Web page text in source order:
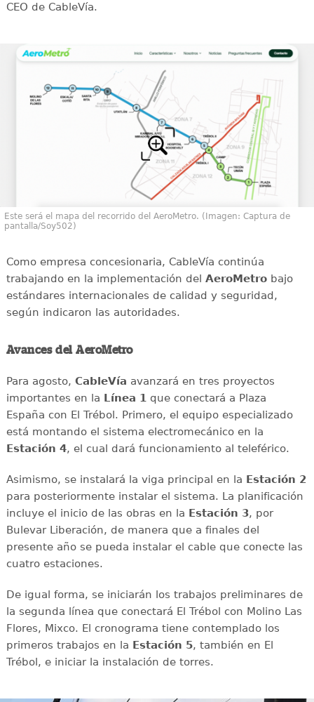
CEO de CableVía.
Este será el mapa del recorrido del AeroMetro. (Imagen: Captura de
pantalla/Soy502)
Como empresa concesionaria, CableVía continúa
trabajando en la implementación del AeroMetrobajo
estándares internacionales de calidad y seguridad,
según indicaron las autoridades.
Avances del AeroMetro
Para agosto, CableVía avanzará en tres proyectos
importantes en la Línea 1que conectará a Plaza
España con El Trébol. Primero, el equipo especializado
está montando el sistema electromecánico en la
Estación 4, el cual dará funcionamiento al teleférico.
Asimismo, se instalará la viga principal en la Estación 2
para posteriormente instalar el sistema. La planificación
incluye el inicio de las obras en la Estación 3, por
Bulevar Liberación, de manera que a finales del
presente año se pueda instalar el cable que conecte las
cuatro estaciones.
De igual forma, se iniciarán los trabajos preliminares de
la segunda línea que conectará El Trébol con Molino Las
Flores, Mixco. El cronograma tiene contemplado los
primeros trabajos en la Estación 5, también en El
Trébol, e iniciar la instalación de torres.